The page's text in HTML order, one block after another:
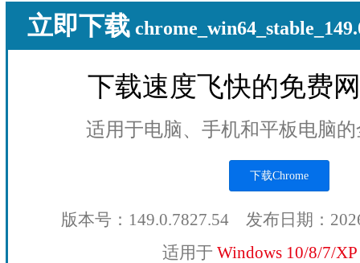
立即下载
下载速度飞快的免费
适用于电脑、手机和平板电脑
下载Chrome
版本号：149.0.7827.54 发布日期：
适用于 Windows 10/8/7/